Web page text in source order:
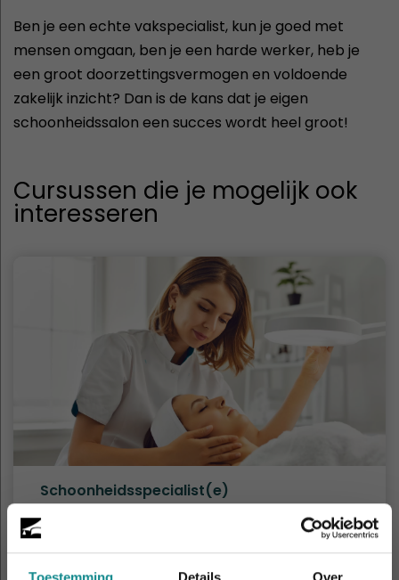
Ben je een echte vakspecialist, kun je goed met
mensen omgaan, ben je een harde werker, heb je
een groot doorzettingsvermogen en voldoende
zakelijk inzicht? Dan is de kans dat je eigen
schoonheidssalon een succes wordt heel groot!
Cursussen die je mogelijk ook
interesseren
Schoonheidsspecialist(e)
Duur
18 - 26 dagen
Prijs
v.a. € 1.859
Meer informatie